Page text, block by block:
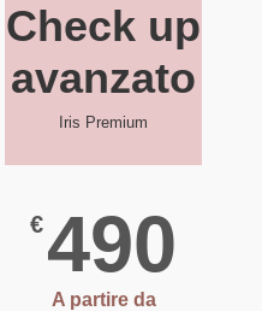
Check up
avanzato
Iris Premium
€490
A partire da